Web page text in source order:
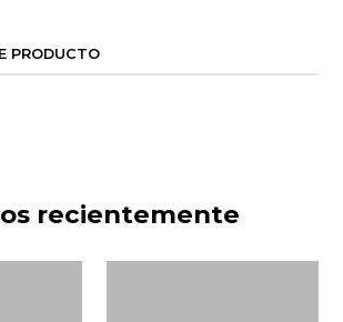
PRODUCTO
recientemente